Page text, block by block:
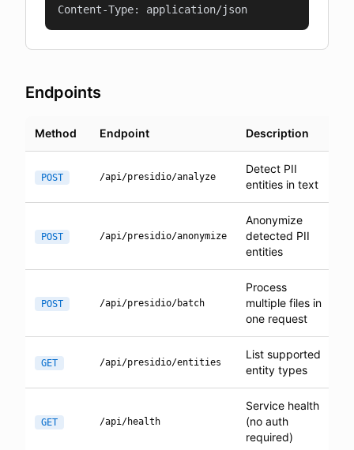
Content-Type: application/json
Endpoints
Method Endpoint Description
POST /api/presidio/analyze
Detect PII
entities in text
POST /api/presidio/anonymize
Anonymize
detected PII
entities
POST /api/presidio/batch
Process
multiple files in
one request
GET /api/presidio/entities
List supported
entity types
GET /api/health
Service health
(no auth
required)